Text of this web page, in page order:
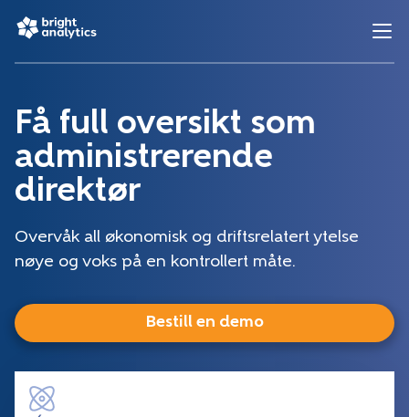
Få full oversikt som
administrerende
direktør
Overvåk all økonomisk og driftsrelatert ytelse
nøye og voks på en kontrollert måte.
Bestill en demo